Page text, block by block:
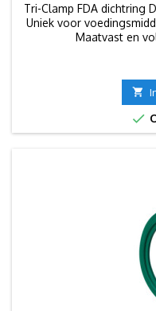
Tri-Clamp FDA dichtring
Uniek voor
Maatvast en

